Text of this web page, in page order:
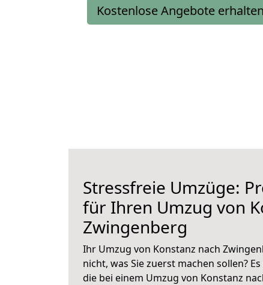
Kostenlose Angebote erhalten
Stressfreie Umzüge:
für Ihren Umzug von
Zwingenberg
Ihr Umzug von Konstanz nach
nicht, was Sie zuerst machen sollen?
die bei einem Umzug von Konstanz